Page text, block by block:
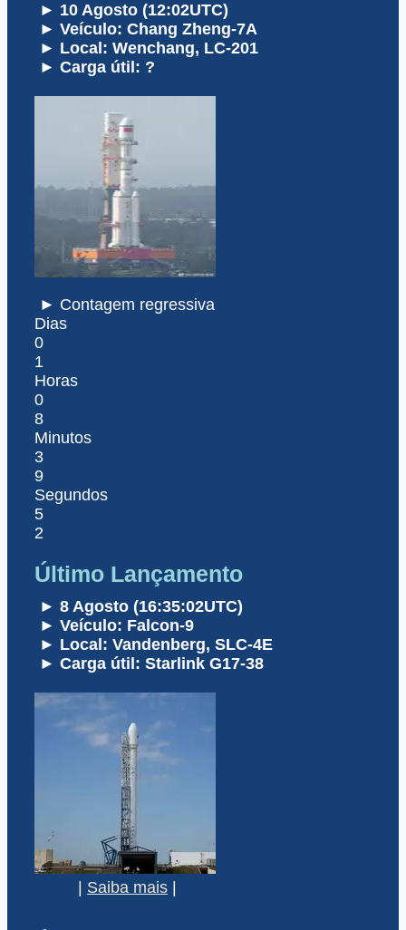
► 10 Agosto (12:02UTC)
► Veículo: Chang Zheng-7A
► Local: Wenchang, LC-201
► Carga útil: ?
► Contagem regressiva
Dias
0
1
Horas
0
8
Minutos
3
9
Segundos
5
2
Último Lançamento
► 8 Agosto (16:35:02UTC)
► Veículo: Falcon-9
► Local: Vandenberg, SLC-4E
► Carga útil: Starlink G17-38
| Saiba mais |